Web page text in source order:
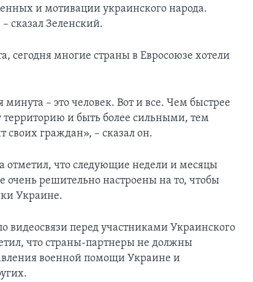
и мотивации украинского народа.
сказал Зеленский.
сегодня многие страны в Евросоюзе хотели
– это человек. Вот и все. Чем быстрее
и быть более сильными, тем
своих граждан», – сказал он.
отметил, что следующие недели и месяцы
очень решительно настроены на то, чтобы
Украине.
видеосвязи перед участниками Украинского
что страны-партнеры не должны
военной помощи Украине и